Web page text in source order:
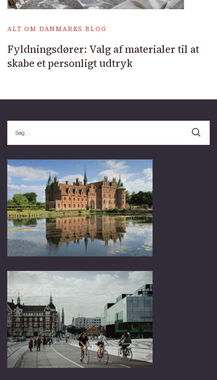
ALT OM DANMARKS BLOG
Fyldningsdører: Valg af materialer til at
skabe et personligt udtryk
efter: